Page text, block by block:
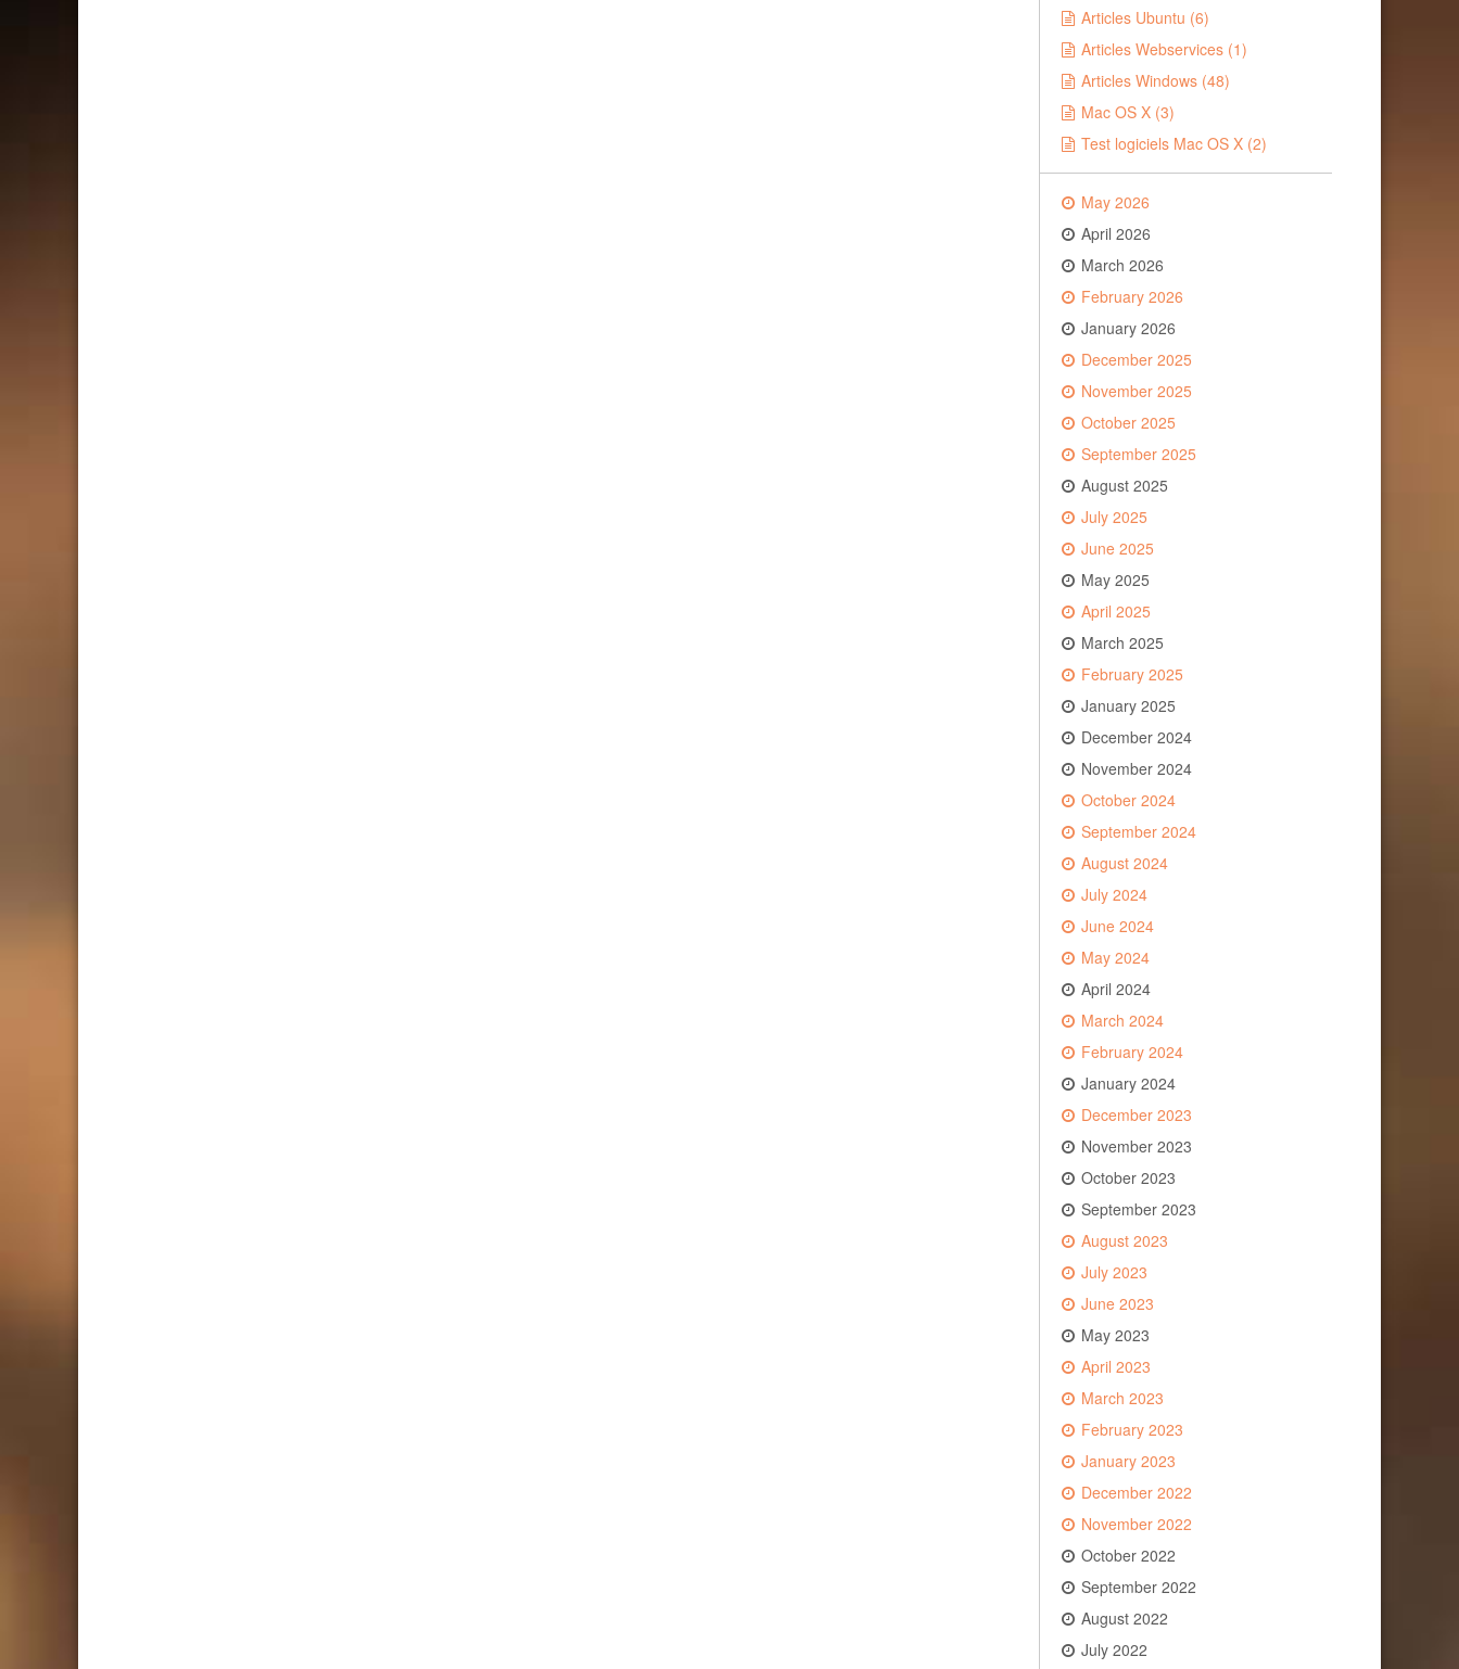
Articles Ubuntu (6)
Articles Webservices (1)
Articles Windows (48)
Mac OS X (3)
Test logiciels Mac OS X (2)
May 2026
April 2026
March 2026
February 2026
January 2026
December 2025
November 2025
October 2025
September 2025
August 2025
July 2025
June 2025
May 2025
April 2025
March 2025
February 2025
January 2025
December 2024
November 2024
October 2024
September 2024
August 2024
July 2024
June 2024
May 2024
April 2024
March 2024
February 2024
January 2024
December 2023
November 2023
October 2023
September 2023
August 2023
July 2023
June 2023
May 2023
April 2023
March 2023
February 2023
January 2023
December 2022
November 2022
October 2022
September 2022
August 2022
July 2022